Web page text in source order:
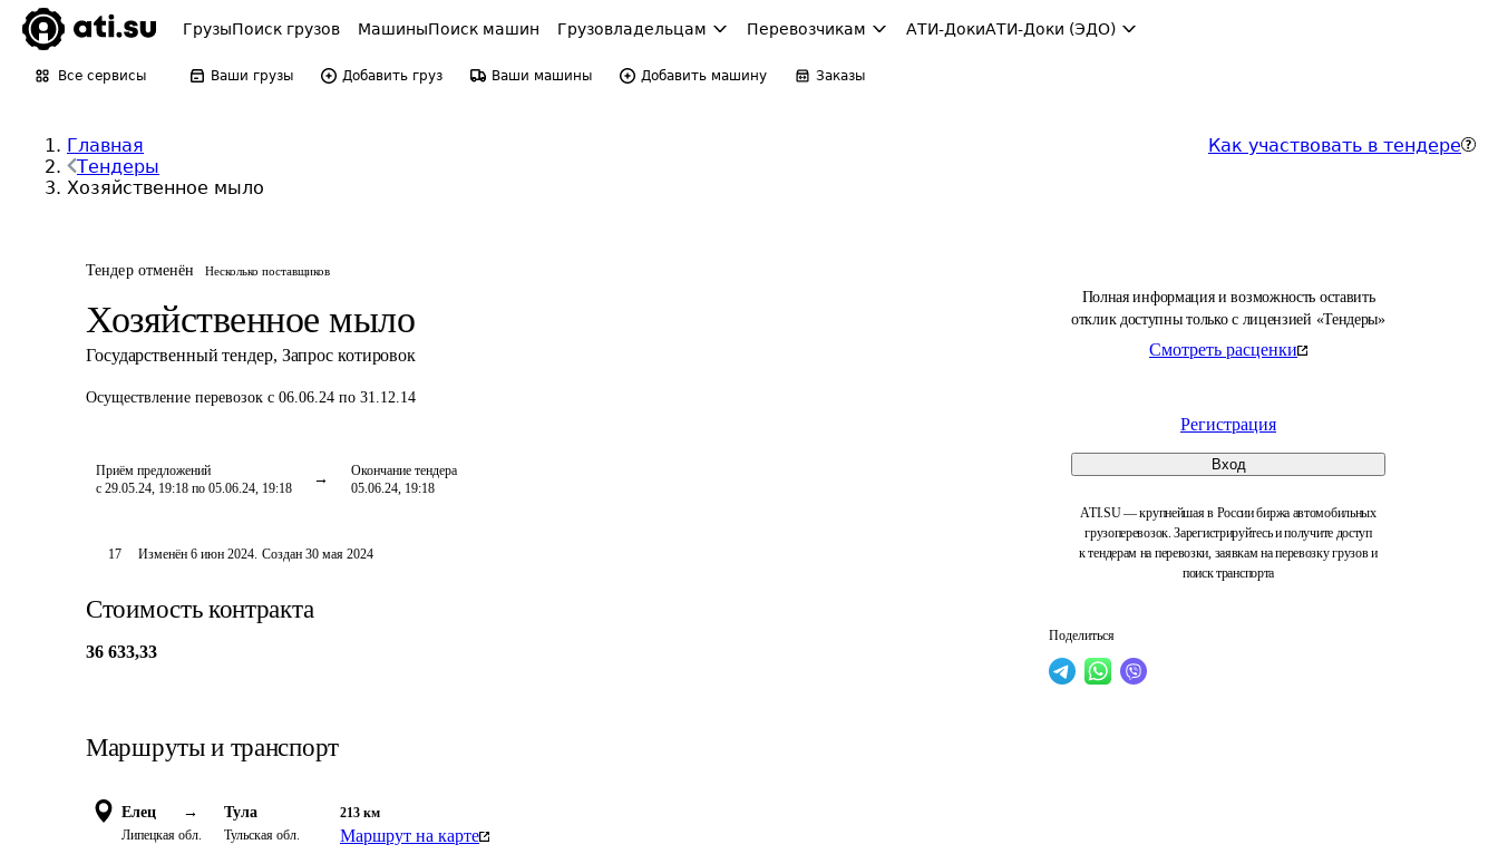
ГрузыПоиск грузов МашиныПоиск машин Грузовладельцам Перевозчикам АТИ-ДокиАТИ-Доки (ЭДО)
Все сервисы Ваши грузы Добавить груз Ваши машины Добавить машину Заказы
Главная
Тендеры
Хозяйственное мыло
Как участвовать в тендере
Тендер отменён Несколько поставщиков
Хозяйственное мыло
Государственный тендер, Запрос котировок
Осуществление перевозок с 06.06.24 по 31.12.14
Приём предложений
с 29.05.24, 19:18 по 05.06.24, 19:18
Окончание тендера
05.06.24, 19:18
Полная информация и возможность оставить
отклик доступны только с лицензией «Тендеры»
Смотреть расценки
Регистрация
Вход
ATI.SU — крупнейшая в России биржа автомобильных
грузоперевозок. Зарегистрируйтесь и получите доступ
к тендерам на перевозки, заявкам на перевозку грузов и
поиск транспорта
Поделиться
17 Изменён6 июн 2024. Создан 30 мая 2024
Стоимость контракта
36 633,33
Маршруты и транспорт
Елец →
Липецкая обл.
Тула
Тульская обл.
213 км
Маршрут на карте